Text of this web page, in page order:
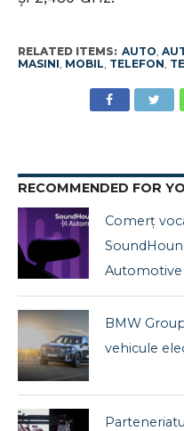
RELATED ITEMS: AUTO
MASINI MOBIL TELEFON
RECOMMENDED FOR
Comerț
Automotive
BMW
vehicule